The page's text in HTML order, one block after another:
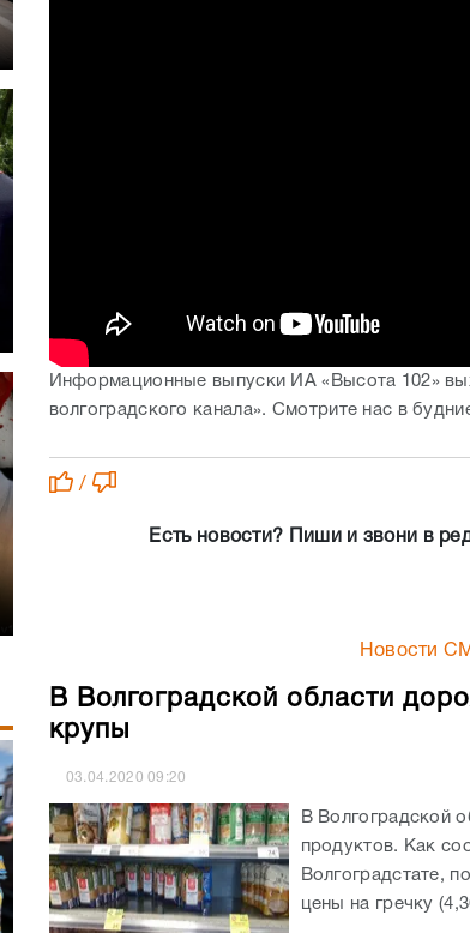
Информационные выпуски ИА «Высота 102»
волгоградского канала». Смотрите нас в
/
Есть новости? Пиши и звони в
Новости
В Волгоградской области
крупы
03.04.202009:20
В Волгоградской
продуктов. Как
Волгоградстате,
цены на гречку